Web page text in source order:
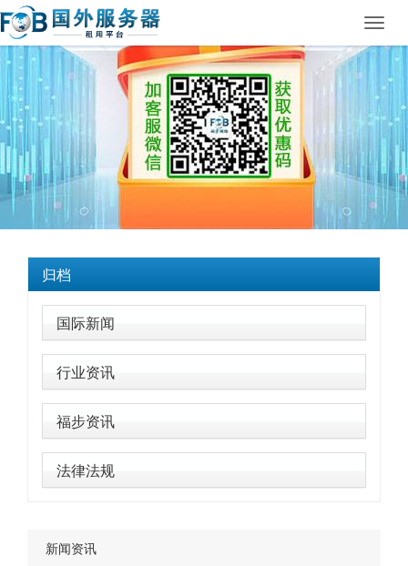
归档
国际新闻
行业资讯
福步资讯
法律法规
新闻资讯